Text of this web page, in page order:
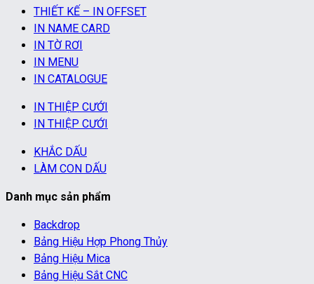
THIẾT KẾ – IN OFFSET
IN NAME CARD
IN TỜ RƠI
IN MENU
IN CATALOGUE
IN THIỆP CƯỚI
IN THIỆP CƯỚI
KHẮC DẤU
LÀM CON DẤU
Danh mục sản phẩm
Backdrop
Bảng Hiệu Hợp Phong Thủy
Bảng Hiệu Mica
Bảng Hiệu Sắt CNC